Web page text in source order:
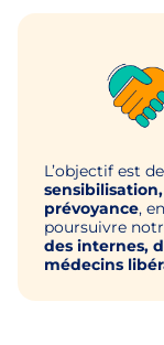
L’objectif est de
prévoyance,
poursuivre
des internes,
médecins